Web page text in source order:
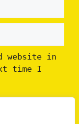
website in
time I